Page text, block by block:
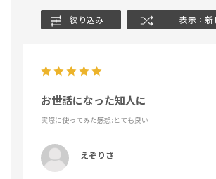
絞り込み 表示：新
お世話になった知人に
実際に使ってみた感想:とても良い
えぞりさ